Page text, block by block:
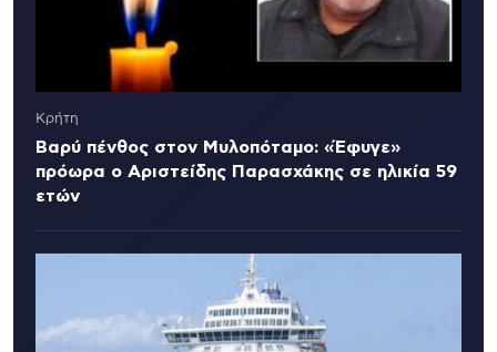
Κρήτη
Βαρύ πένθος στον Μυλοπόταμο: «Έφυγε»
πρόωρα ο Αριστείδης Παρασχάκης σε ηλικία 59
ετών